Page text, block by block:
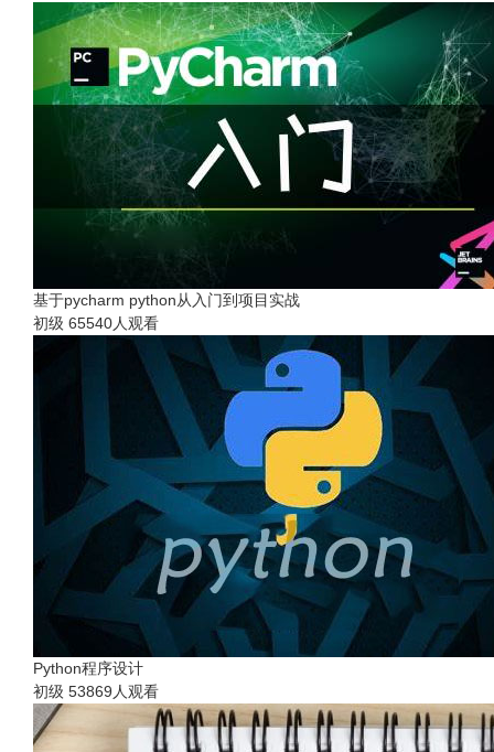
基于pycharm python从入门到项目实战
初级 65540人观看
Python程序设计
初级 53869人观看